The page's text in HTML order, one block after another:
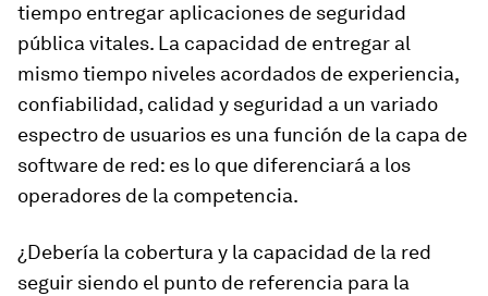
tiempo entregar aplicaciones de seguridad
pública vitales. La capacidad de entregar al
mismo tiempo niveles acordados de experiencia,
confiabilidad, calidad y seguridad a un variado
espectro de usuarios es una función de la capa de
software de red: es lo que diferenciará a los
operadores de la competencia.
¿Debería la cobertura y la capacidad de la red
seguir siendo el punto de referencia para la